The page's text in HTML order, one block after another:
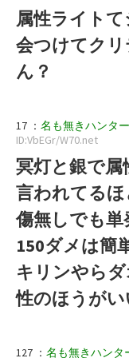
属性ライト
会つけてク
ん？
17 ： 名も無きハンタ
ID:VbEGr/W70.net
冥灯と銀で
言われてる
傷無しでも
150ダメは簡
キリンやら
性のほうが
127 ： 名も無きハンタ